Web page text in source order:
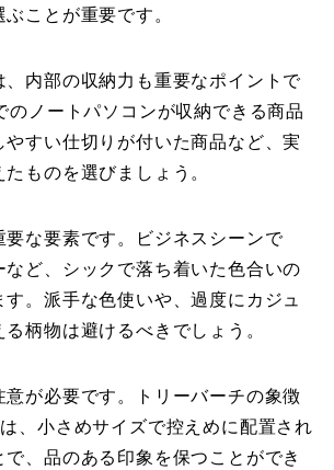
ことが重要です。
、内部の収納力も重要なポイントで
のノートパソコンが収納できる商品
すい仕切りが付いた商品など、実
ものを選びましょう。
要な要素です。ビジネスシーンで
など、シックで落ち着いた色合いの
。派手な色使いや、過度にカジュ
柄物は避けるべきでしょう。
意が必要です。トリーバーチの象徴
、小さめサイズで控えめに配置され
、品のある印象を保つことができ